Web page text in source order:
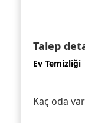
Talep
Ev Temizliği
Kaç oda